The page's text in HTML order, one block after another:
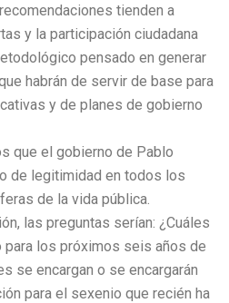
tienden a
y la participación ciudadana
pensado en generar
habrán de servir de base para
y de planes de gobierno
que el gobierno de Pablo
de legitimidad en todos los
de la vida pública.
las preguntas serían: ¿Cuáles
los próximos seis años de
se encargan o se encargarán
para el sexenio que recién ha